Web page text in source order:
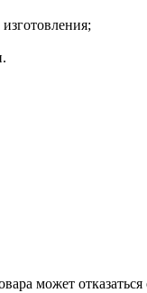
может